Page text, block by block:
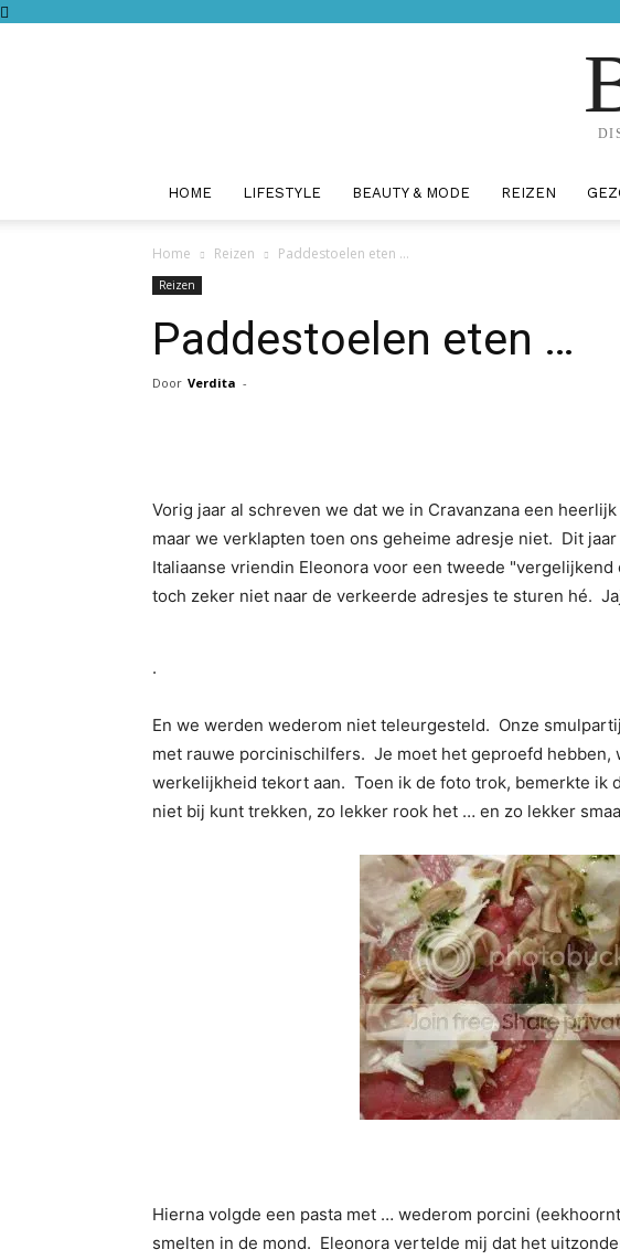
HOME LIFESTYLE BEAUTY & MODE REIZEN
Home Reizen Paddestoelen eten …
Reizen
Paddestoelen eten …
Door Verdita -
Vorig jaar al schreven we dat we in Cravanzana een
maar we verklapten toen ons geheime adresje niet. Dit
Italiaanse vriendin Eleonora voor een tweede
toch zeker niet naar de verkeerde adresjes te sturen hé.
.
En we werden wederom niet teleurgesteld. Onze
met rauwe porcinischilfers. Je moet het geproefd hebben,
werkelijkheid tekort aan. Toen ik de foto trok, bemerkte ik
niet bij kunt trekken, zo lekker rook het … en zo lekker
Hierna volgde een pasta met … wederom porcini
smelten in de mond. Eleonora vertelde mij dat het